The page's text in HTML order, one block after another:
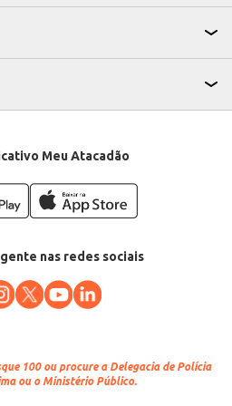
oferecida em bandejas, proporciona
além de garantir a
direta ao consumidor ou para uso em
Meu Atacadão
nas redes sociais
100 ou procure a Delegacia de Polícia
ou o Ministério Público.